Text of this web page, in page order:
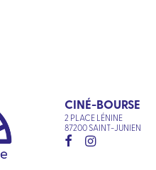
CINÉ-BOURSE
2 PLACE LÉNINE
87200 SAINT-JUNIEN